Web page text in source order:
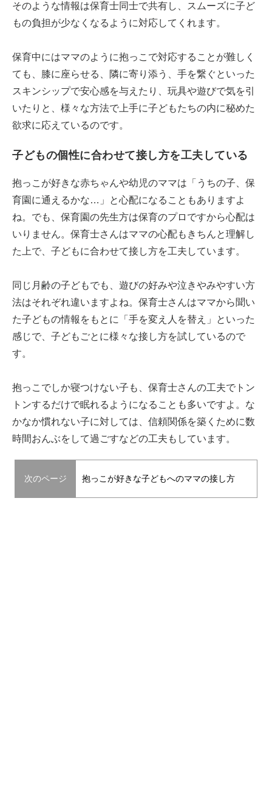
そのような情報は保育士同士で共有し、スムーズに子ど
もの負担が少なくなるように対応してくれます。
保育中にはママのように抱っこで対応することが難しく
ても、膝に座らせる、隣に寄り添う、手を繋ぐといった
スキンシップで安心感を与えたり、玩具や遊びで気を引
いたりと、様々な方法で上手に子どもたちの内に秘めた
欲求に応えているのです。
子どもの個性に合わせて接し方を工夫している
抱っこが好きな赤ちゃんや幼児のママは「うちの子、保
育園に通えるかな…」と心配になることもありますよ
ね。でも、保育園の先生方は保育のプロですから心配は
いりません。保育士さんはママの心配もきちんと理解し
た上で、子どもに合わせて接し方を工夫しています。
同じ月齢の子どもでも、遊びの好みや泣きやみやすい方
法はそれぞれ違いますよね。保育士さんはママから聞い
た子どもの情報をもとに「手を変え人を替え」といった
感じで、子どもごとに様々な接し方を試しているので
す。
抱っこでしか寝つけない子も、保育士さんの工夫でトン
トンするだけで眠れるようになることも多いですよ。な
かなか慣れない子に対しては、信頼関係を築くために数
時間おんぶをして過ごすなどの工夫もしています。
次のページ 抱っこが好きな子どもへのママの接し方